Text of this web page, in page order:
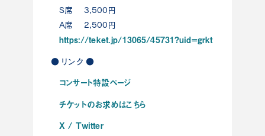
S席 3,500円
A席 2,500円
https://teket.jp/13065/45731?uid=grkt
● リンク ●
コンサート特設ページ
チケットのお求めはこちら
X / Twitter